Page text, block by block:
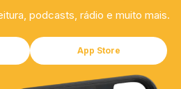
podcasts, rádio e muito mais.
App Store